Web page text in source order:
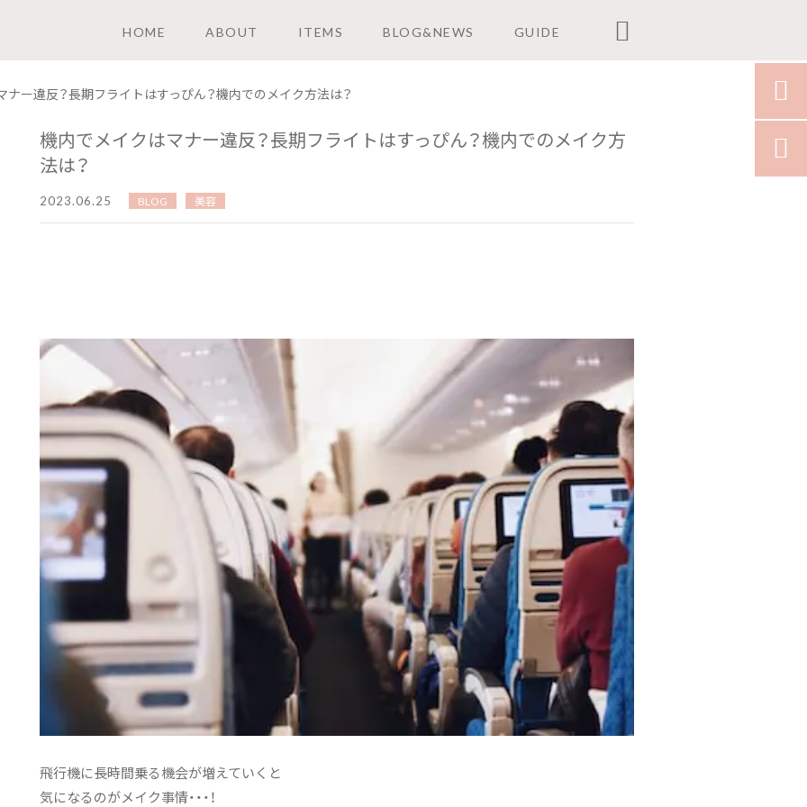
HOME ABOUT ITEMS BLOG&NEWS GUIDE 
ナー違反？長期フライトはすっぴん？機内でのメイク方法は？
機内でメイクはマナー違反？長期フライトはすっぴん？機内でのメイク方
法は？
2023.06.25 BLOG 美容
飛行機に長時間乗る機会が増えていくと
気になるのがメイク事情・・・！

